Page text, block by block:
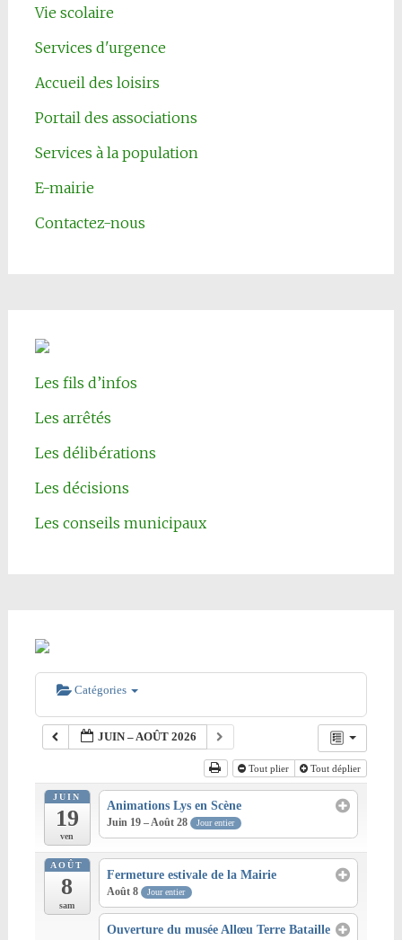
Vie scolaire
Services d'urgence
Accueil des loisirs
Portail des associations
Services à la population
E-mairie
Contactez-nous
Les fils d’infos
Les arrêtés
Les délibérations
Les décisions
Les conseils municipaux
Catégories
JUIN – AOÛT 2026
Tout plier Tout déplier
JUIN
19
ven
Animations Lys en Scène
Juin 19 – Août 28 Jour entier
AOÛT
8
sam
Fermeture estivale de la Mairie
Août 8 Jour entier
Ouverture du musée Allœu Terre Bataille